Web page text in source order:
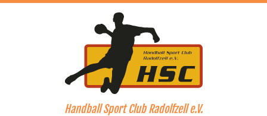
Handball Sport Club Radolfzell e.V.